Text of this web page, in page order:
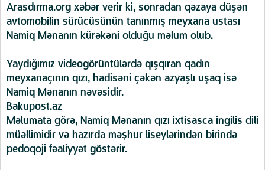
Arasdırma.org xəbər verir ki, sonradan qəzaya düşən
avtomobilin sürücüsünün tanınmış meyxana ustası
Namiq Mənanın kürəkəni olduğu məlum olub.
Yaydığımız videogörüntülərdə qışqıran qadın
meyxanaçının qızı, hadisəni çəkən azyaşlı uşaq isə
Namiq Mənanın nəvəsidir.
Bakupost.az
Məlumata görə, Namiq Mənanın qızı ixtisasca ingilis dili
müəllimidir və hazırda məşhur liseylərindən birində
pedoqoji fəaliyyət göstərir.